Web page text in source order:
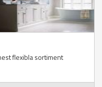
flexibla sortiment